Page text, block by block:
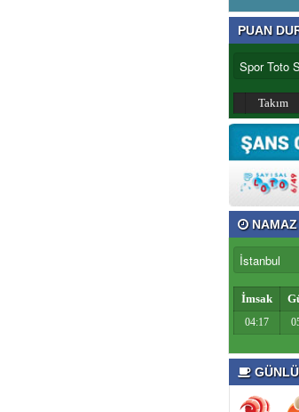
PUAN
Takım
NAMAZ
İmsak
04:17